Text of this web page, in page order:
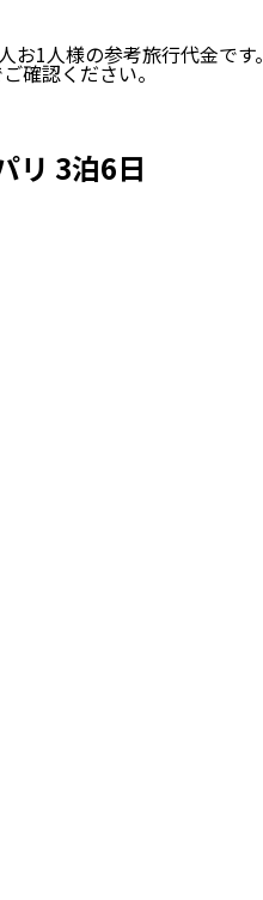
お1人様の参考旅行代金です。
確認ください。
リ 3泊6日